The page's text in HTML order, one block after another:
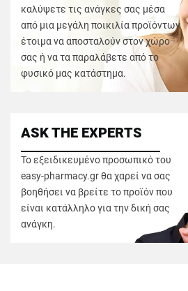
καλύψετε τις ανάγκες σας μέσα
από μια μεγάλη ποικιλία προϊόντων
έτοιμα να αποσταλούν στον χώρο
σας ή να τα παραλάβετε από το
φυσικό μας κατάστημα.
ASK THE EXPERTS
Το εξειδικευμένο προσωπικό του
easy-pharmacy.gr θα χαρεί να σας
βοηθήσει να βρείτε το προϊόν που
είναι κατάλληλο για την δική σας
ανάγκη.